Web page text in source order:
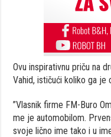
Ovu inspirativnu priču na
Vahid, ističući koliko ga je
”Vlasnik firme FM-Buro
me je automobilom.
svoje lično ime tako i u